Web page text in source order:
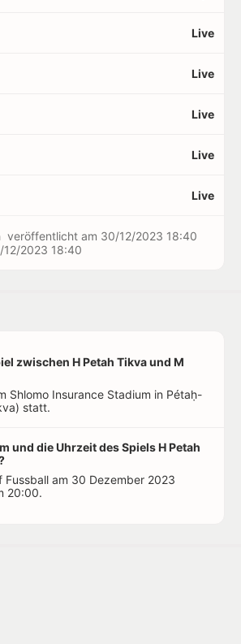
Live
Live
Live
Live
Live
veröffentlicht am 30/12/2023 18:40
12/2023 18:40
zwischen H Petah Tikva und M
Shlomo Insurance Stadium in Pétaḥ-
statt.
und die Uhrzeit des Spiels H Petah
Fussball am 30 Dezember 2023
20:00.